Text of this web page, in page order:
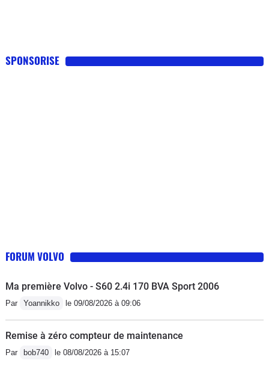
SPONSORISE
FORUM VOLVO
Ma première Volvo - S60 2.4i 170 BVA Sport 2006
Par Yoannikko le 09/08/2026 à 09:06
Remise à zéro compteur de maintenance
Par bob740 le 08/08/2026 à 15:07